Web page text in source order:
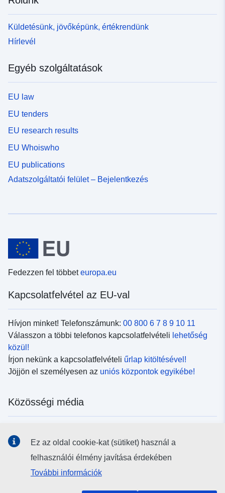
Küldetésünk, jövőképünk, értékrendünk
Hírlevél
Egyéb szolgáltatások
EU law
EU tenders
EU research results
EU Whoiswho
EU publications
Adatszolgáltatói felület – Bejelentkezés
Fedezzen fel többeteuropa.eu
Kapcsolatfelvétel az EU-val
Hívjon minket! Telefonszámunk: 00 800 6 7 8 9 10 11
Válasszon a többi telefonos kapcsolatfelvételi lehetőség
közül!
Írjon nekünk a kapcsolatfelvételi űrlap kitöltésével!
Jöjjön el személyesen az uniós központok egyikébe!
Közösségi média
Uniós intézmények és szervek
Ez az oldal cookie-kat (sütiket) használ a
felhasználói élmény javítása érdekében
További információk